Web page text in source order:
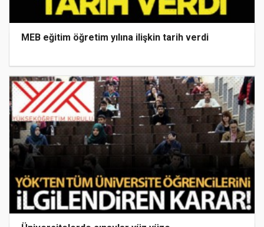
MEB eğitim öğretim yılına ilişkin tarih verdi